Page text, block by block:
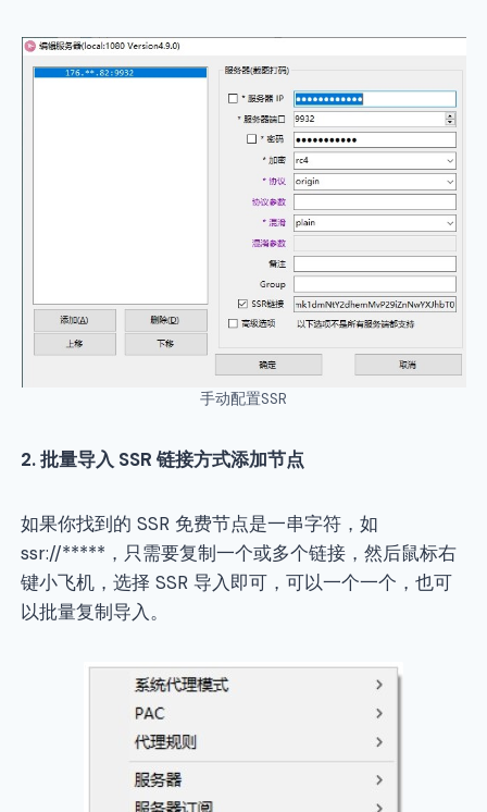
手动配置SSR
2.批量导入 SSR 链接方式添加节点
如果你找到的 SSR 免费节点是一串字符，如
ssr://*****，只需要复制一个或多个链接，然后鼠标右
键小飞机，选择 SSR 导入即可，可以一个一个，也可
以批量复制导入。